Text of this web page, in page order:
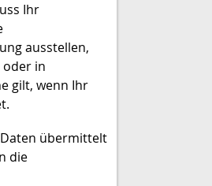
Ihr
ausstellen,
in
gilt, wenn Ihr
übermittelt
die